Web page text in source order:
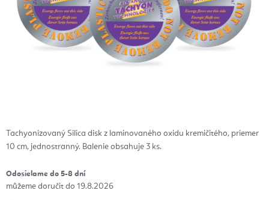
Tachyonizovaný Silica disk z laminovaného oxidu kremičitého, priemer
10 cm, jednostranný. Balenie obsahuje 3 ks.
Odosielame do 5-8 dní
19.8.2026